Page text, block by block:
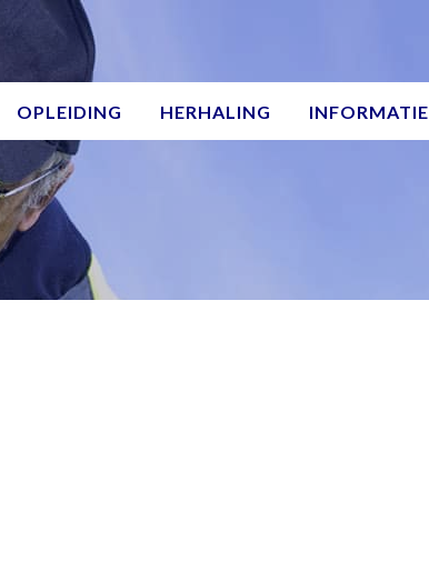
OPLEIDING HERHALING INFORMATIE